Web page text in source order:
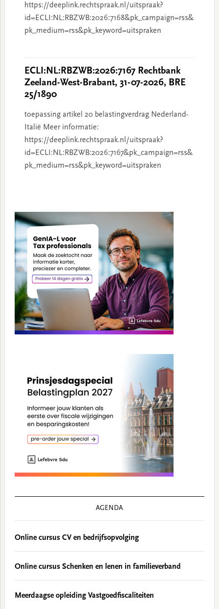
https://deeplink.rechtspraak.nl/uitspraak?
id=ECLI:NL:RBZWB:2026:7168&pk_campaign=rss&
pk_medium=rss&pk_keyword=uitspraken
ECLI:NL:RBZWB:2026:7167 Rechtbank
Zeeland-West-Brabant, 31-07-2026, BRE
25/1890
toepassing artikel 20 belastingverdrag Nederland-
Italië Meer informatie:
https://deeplink.rechtspraak.nl/uitspraak?
id=ECLI:NL:RBZWB:2026:7167&pk_campaign=rss&
pk_medium=rss&pk_keyword=uitspraken
Sidebar
AGENDA
Online cursus CV en bedrijfsopvolging
Online cursus Schenken en lenen in familieverband
Meerdaagse opleiding Vastgoedfiscaliteiten